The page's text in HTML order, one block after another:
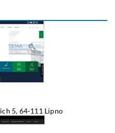
5, 64-111 Lipno